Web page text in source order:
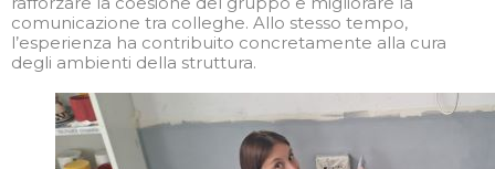
comunicazione tra colleghe. Allo stesso tempo,
l’esperienza ha contribuito concretamente alla cura
degli ambienti della struttura.